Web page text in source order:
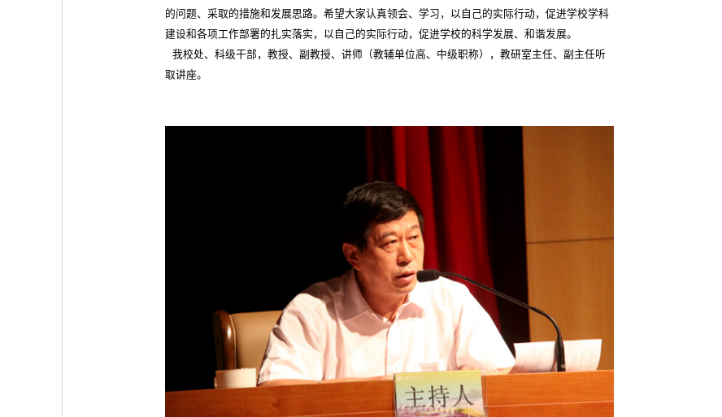
的问题、采取的措施和发展思路。希望大家认真领会、学习，以自己的实际行动，促进学校学科
建设和各项工作部署的扎实落实，以自己的实际行动，促进学校的科学发展、和谐发展。
我校处、科级干部，教授、副教授、讲师（教辅单位高、中级职称），教研室主任、副主任听
取讲座。